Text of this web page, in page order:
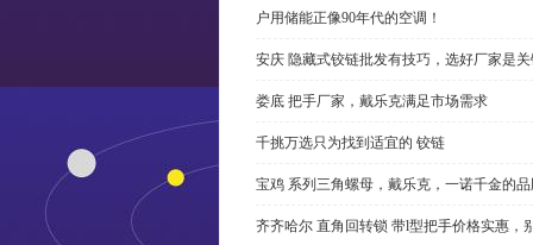
户用储能正像90年代的空调！
安庆 隐藏式铰链批发有技巧，选好厂家是
娄底 把手厂家，戴乐克满足市场需求
千挑万选只为找到适宜的 铰链
宝鸡 系列三角螺母，戴乐克，一诺千金的
齐齐哈尔 直角回转锁 带l型把手价格实惠，